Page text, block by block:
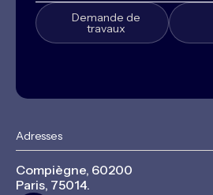
Demande de
travaux
Adresses
Compiègne, 60200
Paris, 75014.